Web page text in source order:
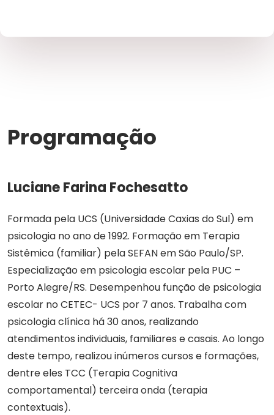
Programação
Luciane Farina Fochesatto
Formada pela UCS (Universidade Caxias do Sul) em
psicologia no ano de 1992. Formação em Terapia
Sistêmica (familiar) pela SEFAN em São Paulo/SP.
Especialização em psicologia escolar pela PUC –
Porto Alegre/RS. Desempenhou função de psicologia
escolar no CETEC- UCS por 7 anos. Trabalha com
psicologia clínica há 30 anos, realizando
atendimentos individuais, familiares e casais. Ao longo
deste tempo, realizou inúmeros cursos e formações,
dentre eles TCC (Terapia Cognitiva
comportamental) terceira onda (terapia
contextuais).